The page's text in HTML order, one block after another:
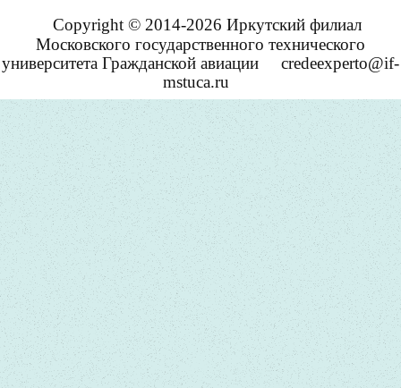
Copyright © 2014-2026 Иркутский филиал
Московского государственного технического
университета Гражданской авиации
credeexperto@if-
mstuca.ru